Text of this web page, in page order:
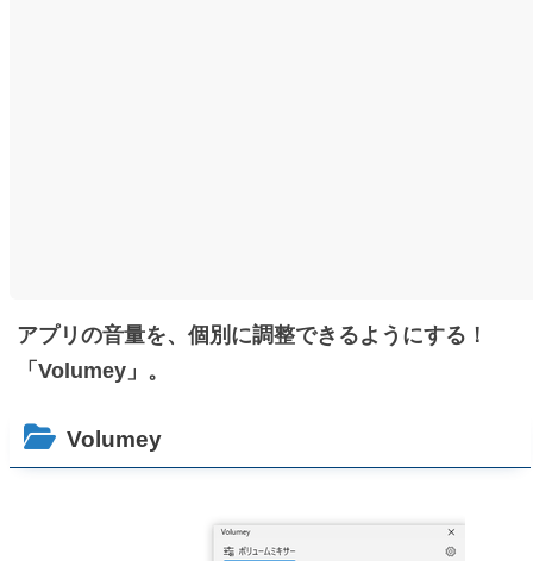
アプリの音量を、個別に調整できるようにする！
「Volumey」。
Volumey